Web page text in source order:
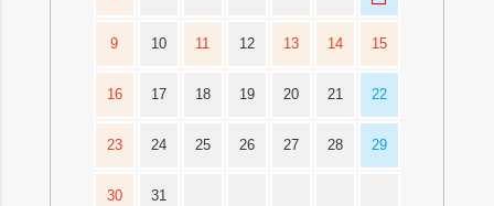
9 10 11 12 13 14 15
16 17 18 19 20 21 22
23 24 25 26 27 28 29
30 31